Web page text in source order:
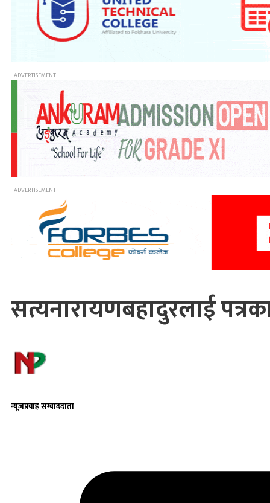
- ADVERTISEMENT -
- ADVERTISEMENT -
सत्यनारायणबहादुरलाई
न्यूजप्रवाह सम्वाददाता